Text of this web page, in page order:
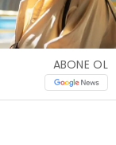
ABONE OL